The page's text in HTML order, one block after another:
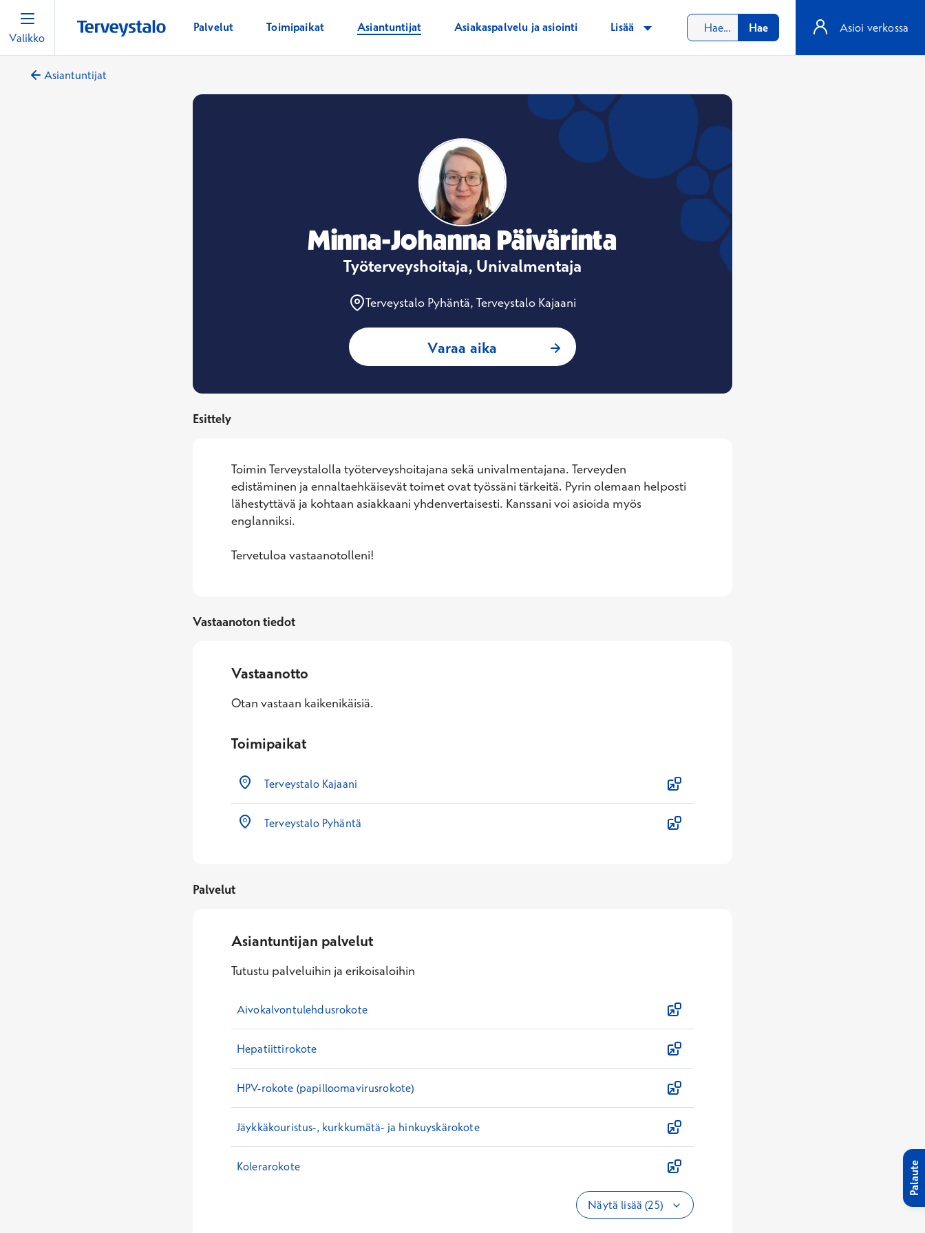
Valikko
Palvelut Toimipaikat Asiantuntijat Asiakaspalvelu ja asiointi Lisää Hae Asioi verkossa
Asiantuntijat
Minna-Johanna Päivärinta
Työterveyshoitaja, Univalmentaja
Terveystalo Pyhäntä, Terveystalo Kajaani
Varaa aika : Minna-Johanna Päivärinta, Työterveyshoitaja, Univalmentaja
Esittely
Toimin Terveystalolla työterveyshoitajana sekä univalmentajana. Terveyden
edistäminen ja ennaltaehkäisevät toimet ovat työssäni tärkeitä. Pyrin olemaan helposti
lähestyttävä ja kohtaan asiakkaani yhdenvertaisesti. Kanssani voi asioida myös
englanniksi.
Tervetuloa vastaanotolleni!
Vastaanoton tiedot
Vastaanotto
Otan vastaan kaikenikäisiä.
Toimipaikat
Terveystalo Kajaani
Terveystalo Pyhäntä
Palvelut
Asiantuntijan palvelut
Tutustu palveluihin ja erikoisaloihin
Aivokalvontulehdusrokote
Hepatiittirokote
HPV-rokote (papilloomavirusrokote)
Jäykkäkouristus-, kurkkumätä- ja hinkuyskärokote
Kolerarokote
Näytä lisää (25)
Palaute